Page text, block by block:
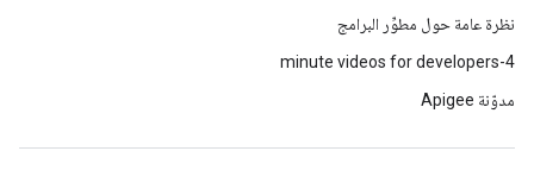
نظرة عامة حول مطوِّر البرامج
4-minute videos for developers
مدوّنة Apigee